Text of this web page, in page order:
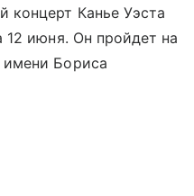
Канье Уэста
12 июня. Он пройдет на
Бориса